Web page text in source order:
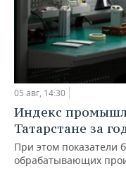
05 авг, 14:30
Индекс
Татарстане за
При этом показатели
обрабатывающих